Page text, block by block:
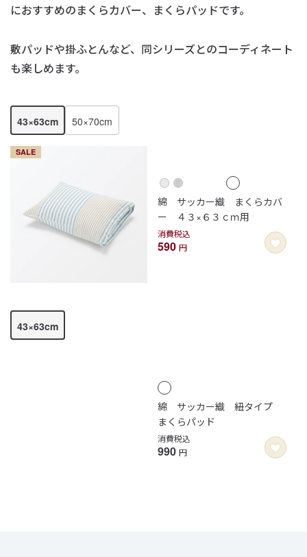
におすすめのまくらカバー、まくらパッドです。
敷パッドや掛ふとんなど、同シリーズとのコーディネート
も楽しめます。
43×63cm 50×70cm
SALE
綿 サッカー織 まくらカバ
ー ４３×６３ｃｍ用
消費税込
590 円
43×63cm
綿 サッカー織 紐タイプ
まくらパッド
消費税込
990 円